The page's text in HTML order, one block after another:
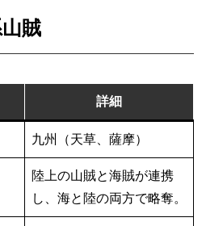
賊
詳細
九州（天草、薩摩）
陸上の山賊と海賊が連携
し、海と陸の両方で略奪。